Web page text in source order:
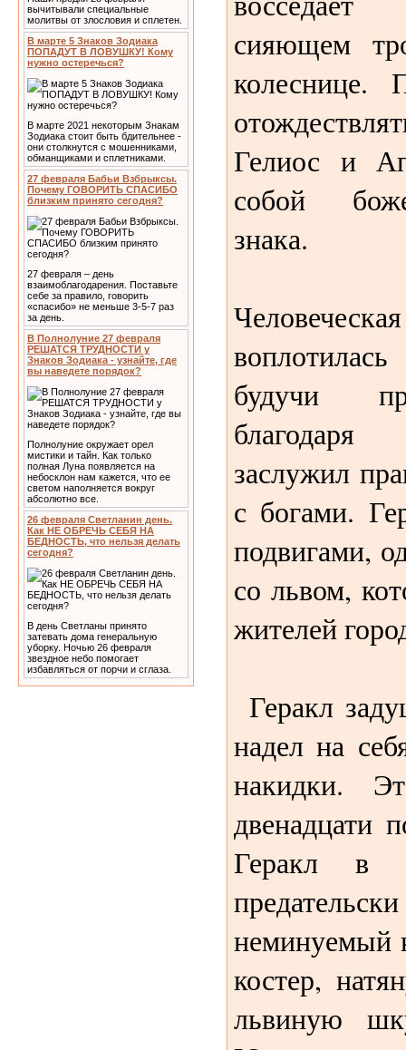
вычитывали специальные
молитвы от злословия и сплетен.
В марте 5 Знаков Зодиака
ПОПАДУТ В ЛОВУШКУ! Кому
нужно остеречься?
В марте 2021 некоторым Знакам
Зодиака стоит быть бдительнее -
они столкнутся с мошенниками,
обманщиками и сплетниками.
27 февраля Бабьи Взбрыксы.
Почему ГОВОРИТЬ СПАСИБО
близким принято сегодня?
27 февраля – день
взаимоблагодарения. Поставьте
себе за правило, говорить
«спасибо» не меньше 3-5-7 раз
за день.
В Полнолуние 27 февраля
РЕШАТСЯ ТРУДНОСТИ у
Знаков Зодиака - узнайте, где
вы наведете порядок?
Полнолуние окружает орел
мистики и тайн. Как только
полная Луна появляется на
небосклон нам кажется, что ее
светом наполняется вокруг
абсолютно все.
26 февраля Светланин день.
Как НЕ ОБРЕЧЬ СЕБЯ НА
БЕДНОСТЬ, что нельзя делать
сегодня?
В день Светланы принято
затевать дома генеральную
уборку. Ночью 26 февраля
звездное небо помогает
избавляться от порчи и сглаза.
сияющем
колеснице.
Гелиос и
собой
знака.
будучи
заслужил
с богами.
подвигами,
со львом,
жителей
Геракл
надел на
накидки.
двенадцати
Геракл в
неминуемый
костер,
львиную